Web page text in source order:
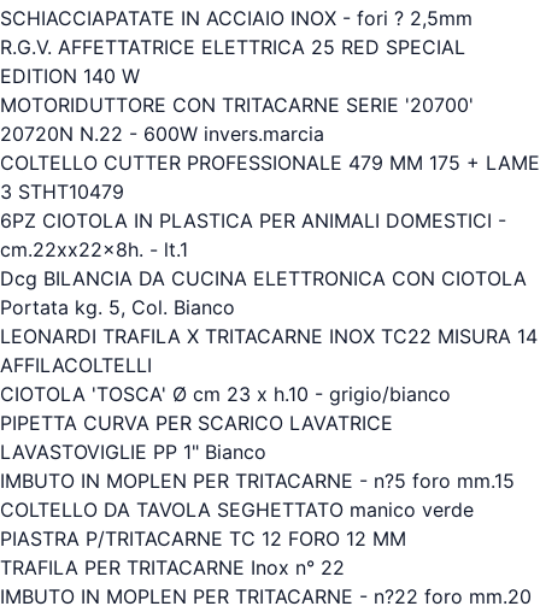
SCHIACCIAPATATE IN ACCIAIO INOX - fori ? 2,5mm
R.G.V. AFFETTATRICE ELETTRICA 25 RED SPECIAL
EDITION 140 W
MOTORIDUTTORE CON TRITACARNE SERIE '20700'
20720N N.22 - 600W invers.marcia
COLTELLO CUTTER PROFESSIONALE 479 MM 175 + LAME
3 STHT10479
6PZ CIOTOLA IN PLASTICA PER ANIMALI DOMESTICI -
cm.22xx22x8h. - lt.1
Dcg BILANCIA DA CUCINA ELETTRONICA CON CIOTOLA
Portata kg. 5, Col. Bianco
LEONARDI TRAFILA X TRITACARNE INOX TC22 MISURA 14
AFFILACOLTELLI
CIOTOLA 'TOSCA' Ø cm 23 x h.10 - grigio/bianco
PIPETTA CURVA PER SCARICO LAVATRICE
LAVASTOVIGLIE PP 1" Bianco
IMBUTO IN MOPLEN PER TRITACARNE - n?5 foro mm.15
COLTELLO DA TAVOLA SEGHETTATO manico verde
PIASTRA P/TRITACARNE TC 12 FORO 12 MM
TRAFILA PER TRITACARNE Inox n° 22
IMBUTO IN MOPLEN PER TRITACARNE - n?22 foro mm.20